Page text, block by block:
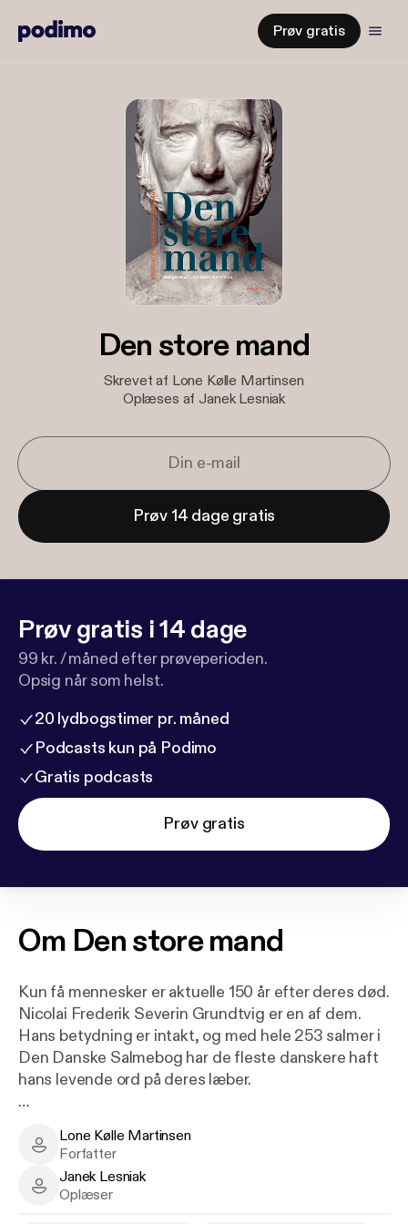
Prøv gratis
Den store mand
Skrevet af Lone Kølle Martinsen
Oplæses af Janek Lesniak
Prøv 14 dage gratis
Prøv gratis i 14 dage
99 kr. / måned efter prøveperioden.
Opsig når som helst.
20 lydbogstimer pr. måned
Podcasts kun på Podimo
Gratis podcasts
Prøv gratis
Om Den store mand
Kun få mennesker er aktuelle 150 år efter deres død.
Nicolai Frederik Severin Grundtvig er en af dem.
Hans betydning er intakt, og med hele 253 salmer i
Den Danske Salmebog har de fleste danskere haft
hans levende ord på deres læber.
tages han til indtægt for snart det ene, snart det
andet, og i skåltaler berømmer vi hans betydning for
velfærdsstat, dannelse, fællesskab og kirkeliv. Vi
Lone Kølle Martinsen - Author
Lone Kølle Martinsen
Forfatter
Janek Lesniak - Narrator
Janek Lesniak
Oplæser